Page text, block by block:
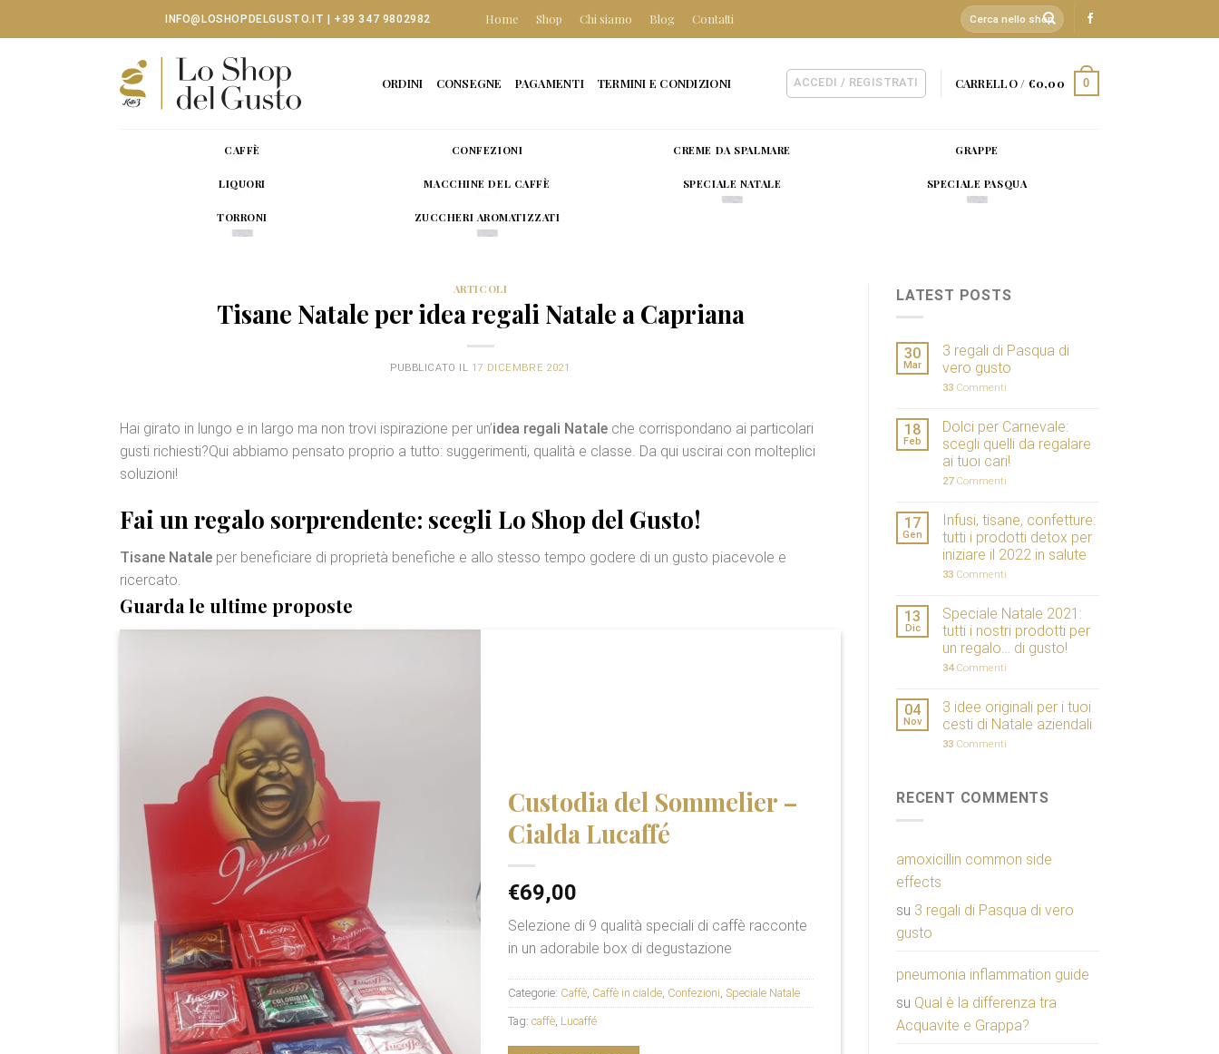
INFO@LOSHOPDELGUSTO.IT | +39 347 9802982 Home Shop Chi siamo Blog Contatti Cerca:
ORDINI CONSEGNE PAGAMENTI TERMINI E CONDIZIONI ACCEDI / REGISTRATI CARRELLO / €0,00 0
CAFFÈ CONFEZIONI CREME DA SPALMARE GRAPPE
LIQUORI MACCHINE DEL CAFFÈ SPECIALE NATALE SPECIALE PASQUA
TORRONI ZUCCHERI AROMATIZZATI
ARTICOLI
Tisane Natale per idea regali Natale a Capriana
PUBBLICATO IL 17 DICEMBRE 2021
Hai girato in lungo e in largo ma non trovi ispirazione per un’idea regali Natale che corrispondano ai particolari
gusti richiesti?Qui abbiamo pensato proprio a tutto: suggerimenti, qualità e classe. Da qui uscirai con molteplici
soluzioni!
Fai un regalo sorprendente: scegli Lo Shop del Gusto!
Tisane Natale per beneficiare di proprietà benefiche e allo stesso tempo godere di un gusto piacevole e
ricercato.
Guarda le ultime proposte
Custodia del Sommelier –
Cialda Lucaffé
€69,00
Selezione di 9 qualità speciali di caffè racconte
in un adorabile box di degustazione
Categorie: Caffè, Caffè in cialde, Confezioni Speciale Natale
Tag: caffè, Lucaffé
LATEST POSTS
30
Mar
3 regali di Pasqua di
vero gusto
33 Commenti
18
Feb
Dolci per Carnevale:
scegli quelli da regalare
ai tuoi cari!
27Commenti
17
Gen
Infusi, tisane, confetture:
tutti i prodotti detox per
iniziare il 2022 in salute
33 Commenti
13
Dic
Speciale Natale 2021:
tutti i nostri prodotti per
un regalo… di gusto!
34Commenti
04
Nov
3 idee originali per i tuoi
cesti di Natale aziendali
33 Commenti
RECENT COMMENTS
amoxicillin common side
effects
su 3 regali di Pasqua di vero
gusto
pneumonia inflammation guide
su Qual è la differenza tra
Acquavite e Grappa?